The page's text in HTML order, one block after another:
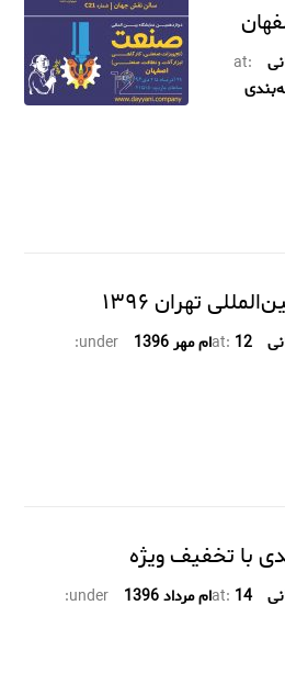
at:
تهران ۱۳۹۶
at: 12ام مهر 1396
under:
با تخفیف ویژه
at: 14ام مرداد 1396
under: